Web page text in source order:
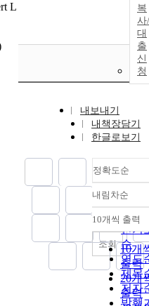
L
복
사/
대
출
신
청
내보내기
내책장담기
한글로보기
정확도순
정확
순
인기
순
연도
제목
저자
발행
내림차순
내림
10개씩 출력
10개
출력
20개
출력
조회